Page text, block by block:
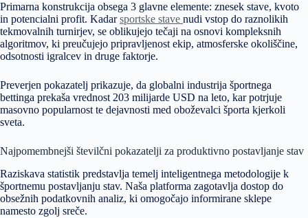
Primarna konstrukcija obsega 3 glavne elemente: znesek stave, kvoto
in potencialni profit. Kadarsportske stave nudi vstop do raznolikih
tekmovalnih turnirjev, se oblikujejo tečaji na osnovi kompleksnih
algoritmov, ki preučujejo pripravljenost ekip, atmosferske okoliščine,
odsotnosti igralcev in druge faktorje.
Preverjen pokazatelj prikazuje, da globalni industrija športnega
bettinga prekaša vrednost 203 milijarde USD na leto, kar potrjuje
masovno popularnost te dejavnosti med oboževalci športa kjerkoli
sveta.
Najpomembnejši številčni pokazatelji za produktivno postavljanje stav
Raziskava statistik predstavlja temelj inteligentnega metodologije k
športnemu postavljanju stav. Naša platforma zagotavlja dostop do
obsežnih podatkovnih analiz, ki omogočajo informirane sklepe
namesto zgolj sreče.